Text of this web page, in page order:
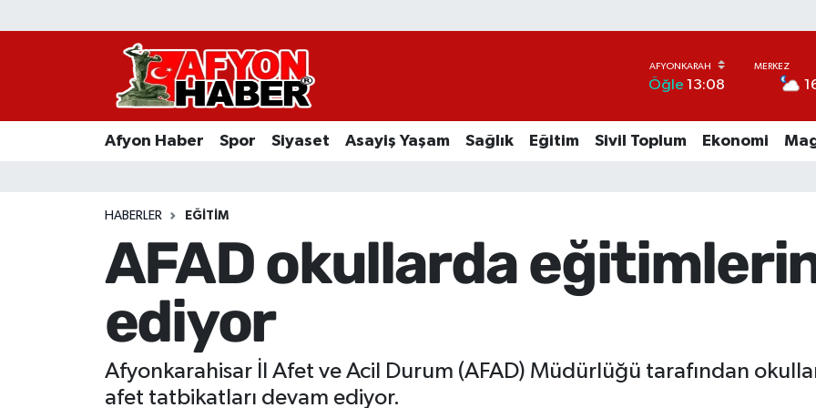
Öğle 13:08
Afyon Haber Spor Siyaset Asayiş Yaşam Sağlık Eğitim Sivil Toplum Ekonomi
HABERLER EĞITIM
AFAD okullarda
ediyor
Afyonkarahisar İl Afet ve Acil Durum (AFAD) Müdürlüğü tarafından
afet tatbikatları devam ediyor.
Afyon Haber
Asayiş Yaşam
Sivil Toplum
Ekonomi